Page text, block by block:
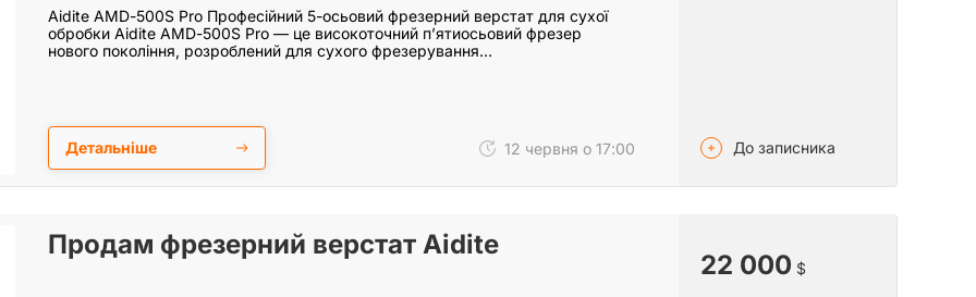
Aidite AMD-500S Pro Професійний 5-осьовий фрезерний верстат для сухої
обробки Aidite AMD-500S Pro — це високоточний п’ятиосьовий фрезер
нового покоління, розроблений для сухого фрезерування…
Детальніше 12 червня о 17:00 До записника
Продам фрезерний верстат Aidite
22 000 $